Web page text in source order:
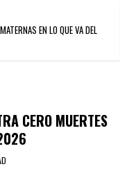
EN LO QUE VA DEL
CERO MUERTES